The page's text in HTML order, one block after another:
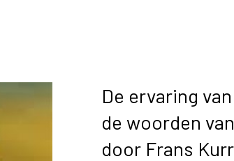
De ervaring
de woorden
door Frans